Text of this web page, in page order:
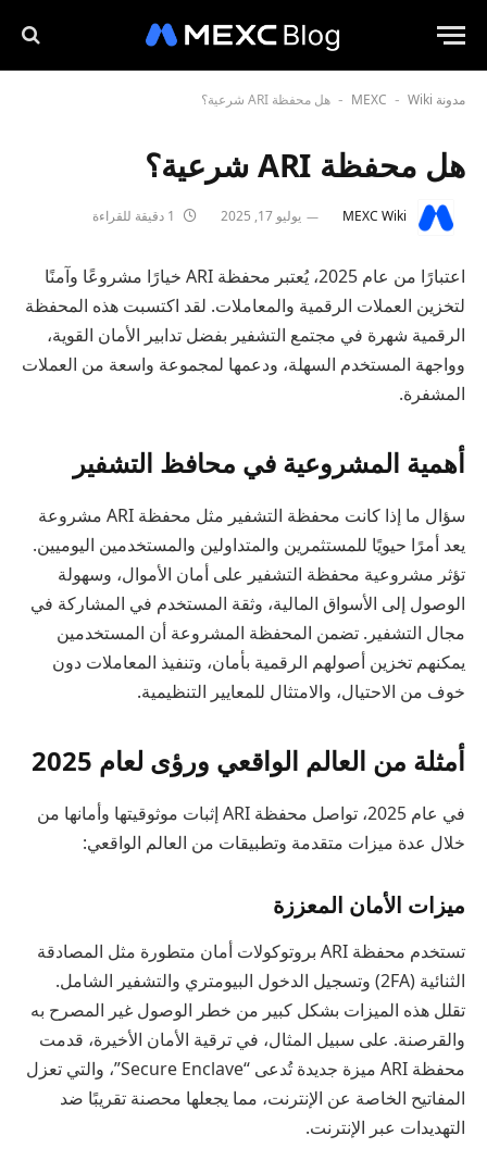
مدونة MEXC - Wiki
- هل محفظة ARI شرعية؟
هل محفظة ARI شرعية؟
MEXC Wiki يوليو 17, 2025
اعتبارًا من عام 2025، يُعتبر محفظة ARI خيارًا مشروعًا وآمنًا
لتخزين العملات الرقمية والمعاملات. لقد اكتسبت هذه المحفظة
الرقمية شهرة في مجتمع التشفير بفضل تدابير الأمان القوية،
وواجهة المستخدم السهلة، ودعمها لمجموعة واسعة من العملات
المشفرة.
أهمية المشروعية في محافظ التشفير
سؤال ما إذا كانت محفظة التشفير مثل محفظة ARI مشروعة
يعد أمرًا حيويًا للمستثمرين والمتداولين والمستخدمين اليوميين.
تؤثر مشروعية محفظة التشفير على أمان الأموال، وسهولة
الوصول إلى الأسواق المالية، وثقة المستخدم في المشاركة في
مجال التشفير. تضمن المحفظة المشروعة أن المستخدمين
يمكنهم تخزين أصولهم الرقمية بأمان، وتنفيذ المعاملات دون
خوف من الاحتيال، والامتثال للمعايير التنظيمية.
أمثلة من العالم الواقعي ورؤى لعام 2025
في عام 2025، تواصل محفظة ARI إثبات موثوقيتها وأمانها من
خلال عدة ميزات متقدمة وتطبيقات من العالم الواقعي:
ميزات الأمان المعززة
تستخدم محفظة ARI بروتوكولات أمان متطورة مثل المصادقة
الثنائية (2FA) وتسجيل الدخول البيومتري والتشفير الشامل.
تقلل هذه الميزات بشكل كبير من خطر الوصول غير المصرح به
والقرصنة. على سبيل المثال، في ترقية الأمان الأخيرة، قدمت
محفظة ARI ميزة جديدة تُدعى “Secure Enclave”، والتي تعزل
المفاتيح الخاصة عن الإنترنت، مما يجعلها محصنة تقريبًا ضد
التهديدات عبر الإنترنت.